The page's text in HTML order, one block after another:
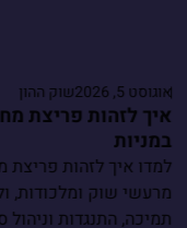
אוגוסט 5, 2026 שוק ההון
איך לזהות פריצת
במניות
למדו איך לזהות פריצת
מרעשי שוק ומלכודות,
תמיכה, התנגדות וניהול